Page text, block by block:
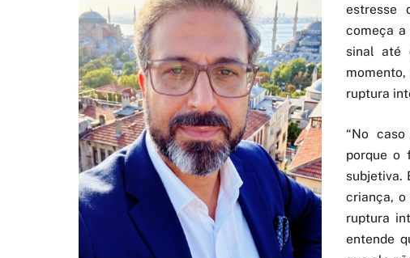
estresse
começa a
sinal até
ruptura
“No
porque o
subjetiva.
criança, o
ruptura
entende